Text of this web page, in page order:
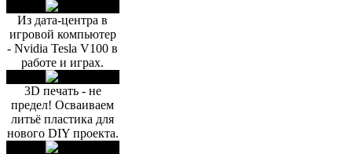
Из дата-центра в
игровой компьютер
- Nvidia Tesla V100 в
работе и играх.
3D печать - не
предел! Осваиваем
литьё пластика для
нового DIY проекта.